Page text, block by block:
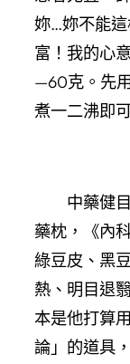
妳…妳不能
富！我的心
—60克。先
煮一二沸即
中藥健目
藥枕，《內
綠豆皮、黑
熱、明目退
本是他打算
論」的道具